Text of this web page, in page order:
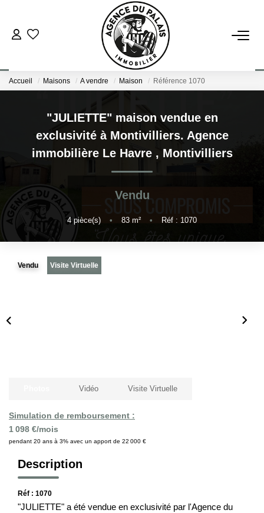
NOS BIENS
ESTIMATION
BLOG : NOS ACTUS IMMO !
CONTACT
Accueil Maisons A vendre Maison Référence 1070
"JULIETTE" maison vendue en
exclusivité à Montivilliers. Agence
immobilière Le Havre , Montivilliers
Vendu
4pièce(s) • 83 m² • Réf : 1070
Vendu Visite Virtuelle
Simulation de remboursement :
1 098 €/mois
pendant 20 ans à 3% avec un apport de 22 000 €
Vidéo Visite Virtuelle
Description
Réf : 1070
"JULIETTE" a été vendue en exclusivité par l'Agence du